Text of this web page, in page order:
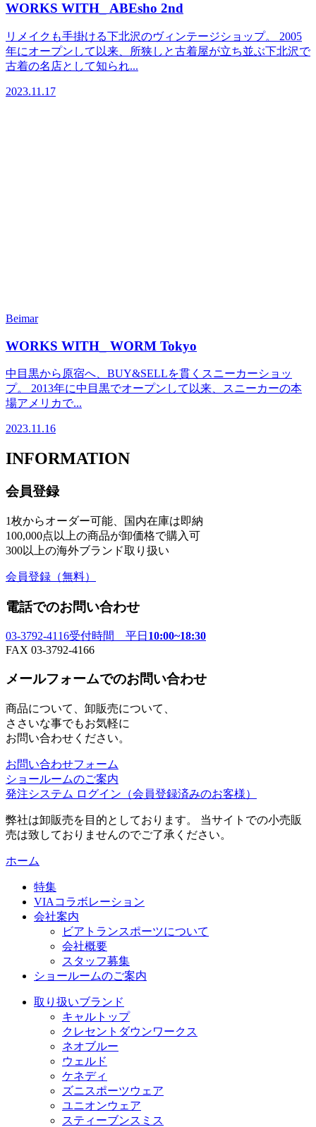
WORKS WITH_ ABEsho 2nd
リメイクも手掛ける下北沢のヴィンテージショップ。 2005
年にオープンして以来、所狭しと古着屋が立ち並ぶ下北沢で
古着の名店として知られ...
2023.11.17
Beimar
WORKS WITH_ WORM Tokyo
中目黒から原宿へ、BUY&SELLを貫くスニーカーショッ
プ。 2013年に中目黒でオープンして以来、スニーカーの本
場アメリカで...
2023.11.16
INFORMATION
会員登録
1枚からオーダー可能、国内在庫は即納
100,000点以上の商品が卸価格で購入可
300以上の海外ブランド取り扱い
会員登録 （無料）
電話でのお問い合わせ
03-3792-4116受付時間 平日 10:00~18:30
FAX 03-3792-4166
メールフォームでのお問い合わせ
商品について、卸販売について、
ささいな事でもお気軽に
お問い合わせください。
お問い合わせフォーム
ショールームのご案内
発注システム ログイン （会員登録済みのお客様）
弊社は卸販売を目的としております。 当サイトでの小売販
売は致しておりませんのでご了承ください。
ホーム
特集
VIAコラボレーション
会社案内
ビアトランスポーツについて
会社概要
スタッフ募集
ショールームのご案内
取り扱いブランド
キャルトップ
クレセントダウンワークス
ネオブルー
ウェルド
ケネディ
ズニスポーツウェア
ユニオンウェア
スティーブンスミス